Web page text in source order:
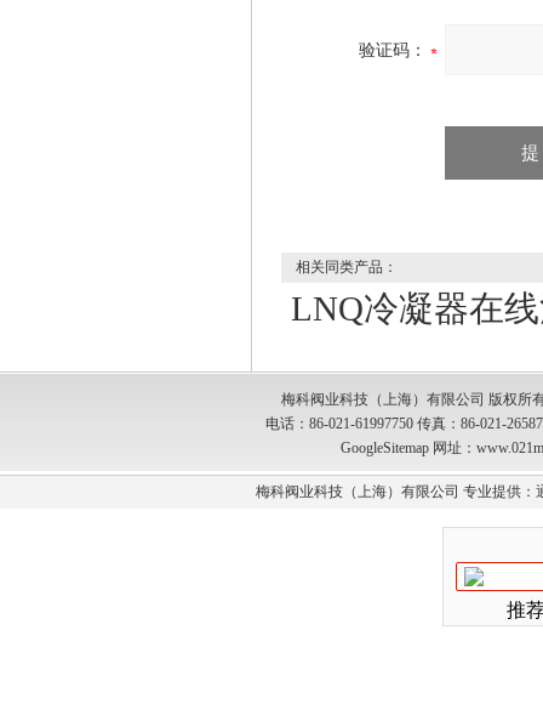
验证码：
相关同类产品：
LNQ冷凝器在
梅科阀业科技（上海）有限公司 版权所
电话：86-021-61997750 传真：86-021-
GoogleSitemap 网址：
梅科阀业科技（上海）有限公司 专业提供
推